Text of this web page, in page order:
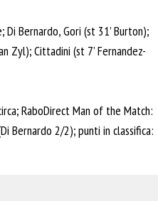
Di Bernardo, Gori (st 31’ Burton);
Zyl); Cittadini (st 7’ Fernandez-
RaboDirect Man of the Match:
Bernardo 2/2); punti in classifica: